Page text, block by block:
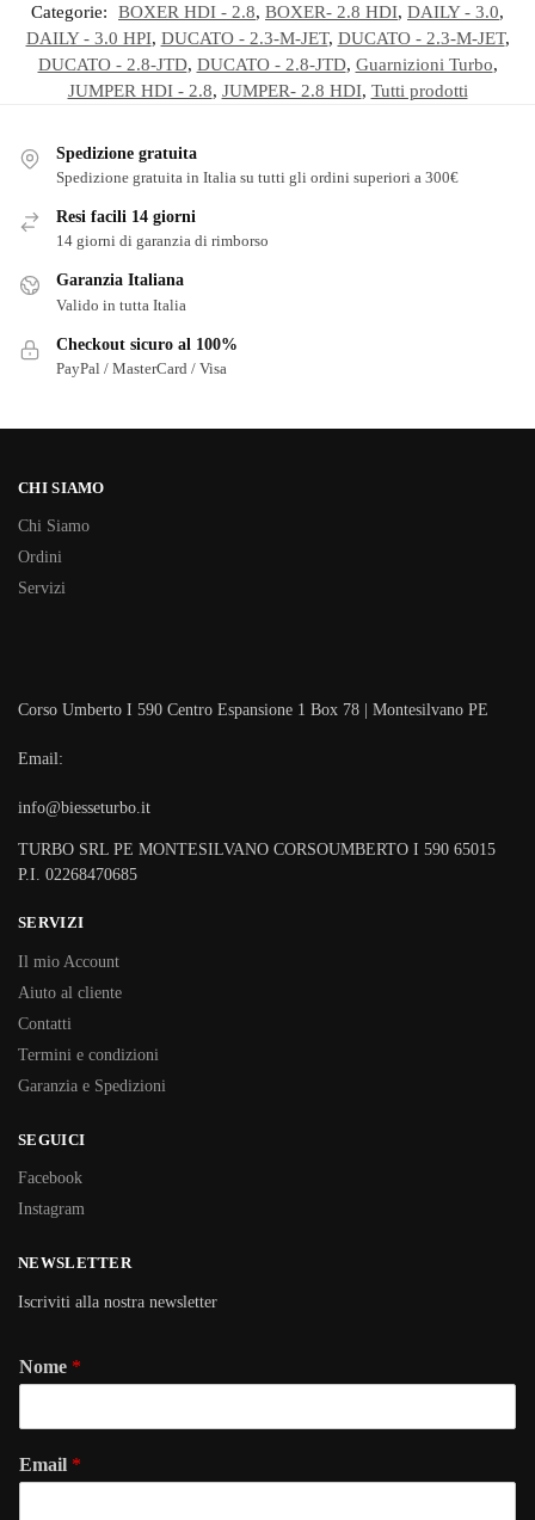
Categorie:
BOXER HDI - 2.8, BOXER- 2.8 HDI, DAILY - 3.0,
DAILY - 3.0 HPI, DUCATO - 2.3-M-JET, DUCATO - 2.3-M-JET,
DUCATO - 2.8-JTD, DUCATO - 2.8-JTD, Guarnizioni Turbo,
JUMPER HDI - 2.8, JUMPER- 2.8 HDI, Tutti prodotti
Spedizione gratuita
Spedizione gratuita in Italia su tutti gli ordini superiori a 300€
Resi facili 14 giorni
14 giorni di garanzia di rimborso
Garanzia Italiana
Valido in tutta Italia
Checkout sicuro al 100%
PayPal / MasterCard / Visa
CHI SIAMO
Chi Siamo
Ordini
Servizi
Corso Umberto I 590 Centro Espansione 1 Box 78 | Montesilvano PE
Email:
info@biesseturbo.it
TURBO SRL PE MONTESILVANO CORSOUMBERTO I 590 65015
P.I. 02268470685
SERVIZI
Il mio Account
Aiuto al cliente
Contatti
Termini e condizioni
Garanzia e Spedizioni
SEGUICI
Facebook
Instagram
NEWSLETTER
Iscriviti alla nostra newsletter
Nome *
Email *